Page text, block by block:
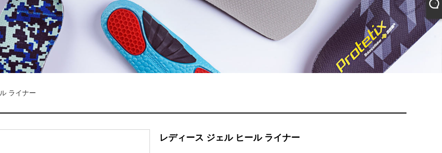
ライナー
レディース ジェル ヒール ライナー